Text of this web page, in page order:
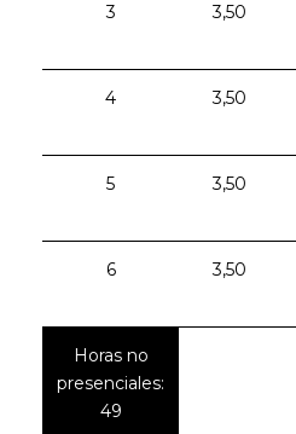
3 3,50
4 3,50
5 3,50
6 3,50
Horas no
presenciales:
49